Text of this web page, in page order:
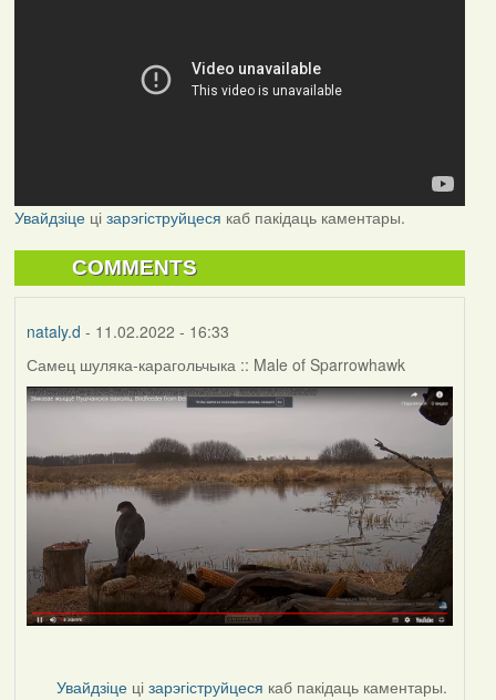
Увайдзіцеці зарэгіструйцеся каб пакідаць каментары.
COMMENTS
nataly.d - 11.02.2022 - 16:33
Самец шуляка-карагольчыка :: Male of Sparrowhawk
Увайдзіце цізарэгіструйцеся каб пакідаць каментары.